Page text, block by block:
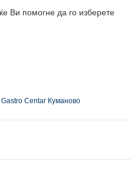
Ви помогне да го изберете
Centar Куманово